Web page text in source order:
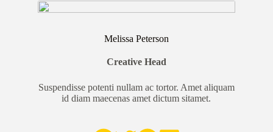
Melissa Peterson
Creative Head
Suspendisse potenti nullam ac tortor. Amet aliquam
id diam maecenas amet dictum sitamet.